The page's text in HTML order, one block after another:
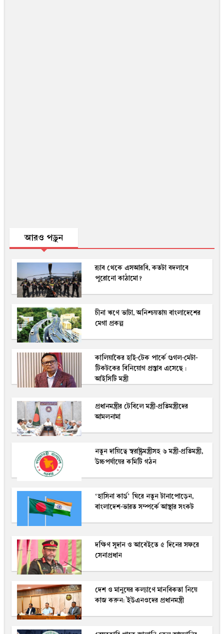
আরও পড়ুন
র‍্যাব থেকে এসআরবি, কতটা বদলাবে
পুরোনো কাঠামো?
চীনা ঋণে ভাটা, অনিশ্চয়তায় বাংলাদেশের
মেগা প্রকল্প
কালিয়াকৈর হাই-টেক পার্কে গুগল-মেটা-
টিকটকের বিনিয়োগ প্রস্তাব এসেছে :
আইসিটি মন্ত্রী
প্রধানমন্ত্রীর টেবিলে মন্ত্রী-প্রতিমন্ত্রীদের
আমলনামা
নতুন দায়িত্বে স্বরাষ্ট্রমন্ত্রীসহ ৬ মন্ত্রী-প্রতিমন্ত্রী,
উচ্চপর্যায়ের কমিটি গঠন
‘হাসিনা কার্ড’ ঘিরে নতুন টানাপোড়েন,
বাংলাদেশ-ভারত সম্পর্কে আস্থার সংকট
দক্ষিণ সুদান ও আবেইতে ৫ দিনের সফরে
সেনাপ্রধান
দেশ ও মানুষের কল্যাণে মানবিকতা নিয়ে
কাজ করুন: ইউএনওদের প্রধানমন্ত্রী